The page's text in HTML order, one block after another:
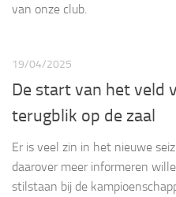
van onze club.
19/04/2025
De start van het veld
terugblik op de zaal
Er is veel zin in het nieuwe
daarover meer informeren
stilstaan bij de